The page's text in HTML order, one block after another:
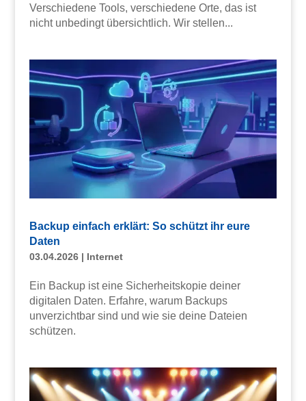
Verschiedene Tools, verschiedene Orte, das ist
nicht unbedingt übersichtlich. Wir stellen...
Backup einfach erklärt: So schützt ihr eure
Daten
03.04.2026| Internet
Ein Backup ist eine Sicherheitskopie deiner
digitalen Daten. Erfahre, warum Backups
unverzichtbar sind und wie sie deine Dateien
schützen.